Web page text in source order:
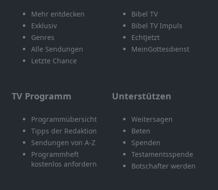
Mehr entdecken
Exklusiv
Genres
Alle Sendungen
Letzte Chance
Bibel TV
Bibel TV Impuls
EchtJetzt
MeinGottesdienst
TV Programm
Programmübersicht
Tipps der Redaktion
Sendungen von A-Z
Programmheft
kostenlos anfordern
Unterstützen
Weitersagen
Beten
Spenden
Testamentsspende
Botschafter werden